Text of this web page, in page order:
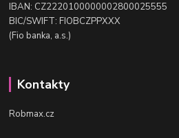
IBAN: CZ2220100000002800025555
BIC/SWIFT: FIOBCZPPXXX
(Fio banka, a.s.)
Kontakty
Robmax.cz